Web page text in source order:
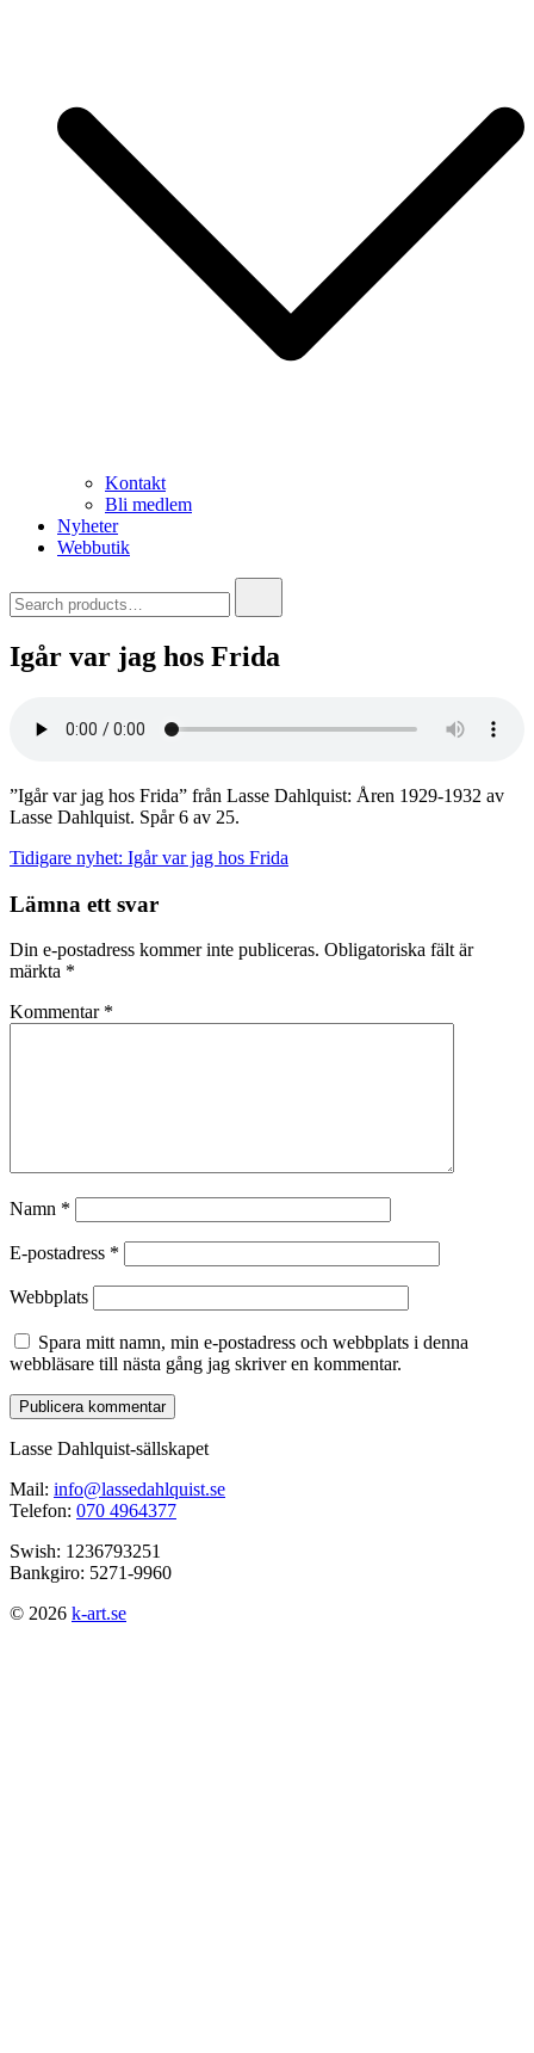
Kontakt
Bli medlem
Nyheter
Webbutik
for:
Igår var jag hos Frida
”Igår var jag hos Frida” från Lasse Dahlquist: Åren 1929-1932 av
Lasse Dahlquist. Spår 6 av 25.
Inläggsnavigering
Tidigare nyhet: Igår var jag hos Frida
Lämna ett svar
Din e-postadress kommer inte publiceras. Obligatoriska fält är
märkta *
Kommentar *
Namn *
E-postadress *
Webbplats
Spara mitt namn, min e-postadress och webbplats i denna
webbläsare till nästa gång jag skriver en kommentar.
Lasse Dahlquist-sällskapet
Mail: info@lassedahlquist.se
Telefon: 070 4964377
Swish: 1236793251
Bankgiro: 5271-9960
© 2026 k-art.se